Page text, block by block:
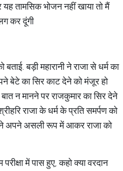
तामसिक भोजन नहीं खाया तो मैं
कर दूंगी
बताई. बड़ी महारानी ने राजा से धर्म का
बेटे का सिर काट देने को मंजूर हो
न मानने पर राजकुमार का सिर देने
राजा के धर्म के प्रति समर्पण को
अपने असली रूप में आकर राजा को
में पास हुए, कहो क्या वरदान